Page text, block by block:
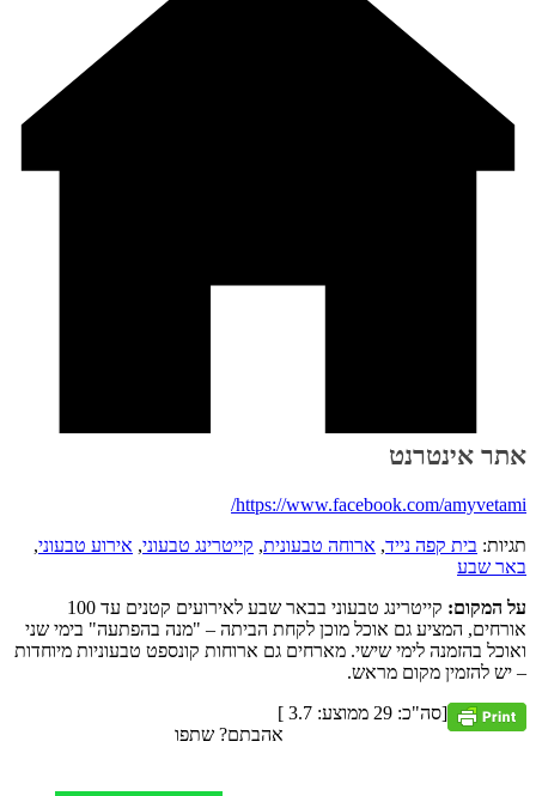
אתר אינטרנט
https://www.facebook.com/amyvetami/
תגיות: בית קפה נייד, ארוחה טבעונית, קייטרינג טבעוני, אירוע טבעוני,
באר שבע
על המקום:
קייטרינג טבעוני בבאר שבע לאירועים קטנים עד 100
אורחים, המציע גם אוכל מוכן לקחת הביתה – "מנה בהפתעה" בימי שני
ואוכל בהזמנה לימי שישי. מארחים גם ארוחות קונספט טבעוניות מיוחדות
– יש להזמין מקום מראש.
[סה"כ: 29 ממוצע: 3.7
]
אהבתם? שתפו